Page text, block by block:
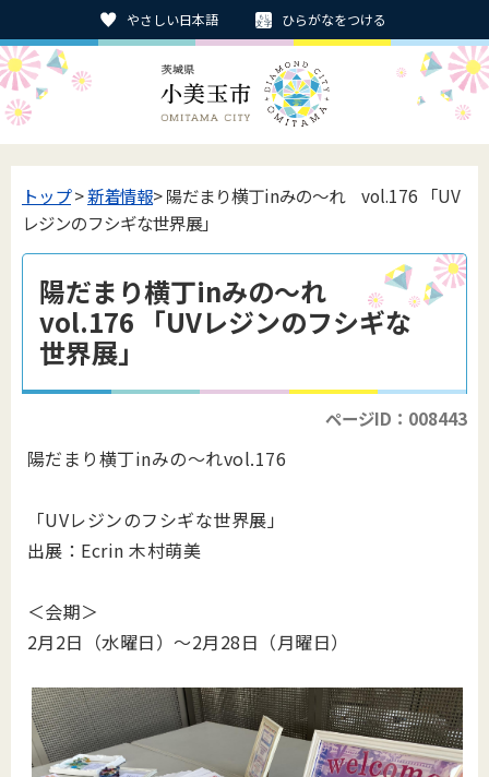
やさしい日本語 ひらがなをつける
トップ>新着情報> 陽だまり横丁inみの～れ vol.176 「UV
レジンのフシギな世界展」
陽だまり横丁inみの～れ
vol.176 「UVレジンのフシギな
世界展」
ページID：008443
陽だまり横丁inみの～れvol.176
「UVレジンのフシギな世界展」
出展：Ecrin 木村萌美
＜会期＞
2月2日（水曜日）～2月28日（月曜日）